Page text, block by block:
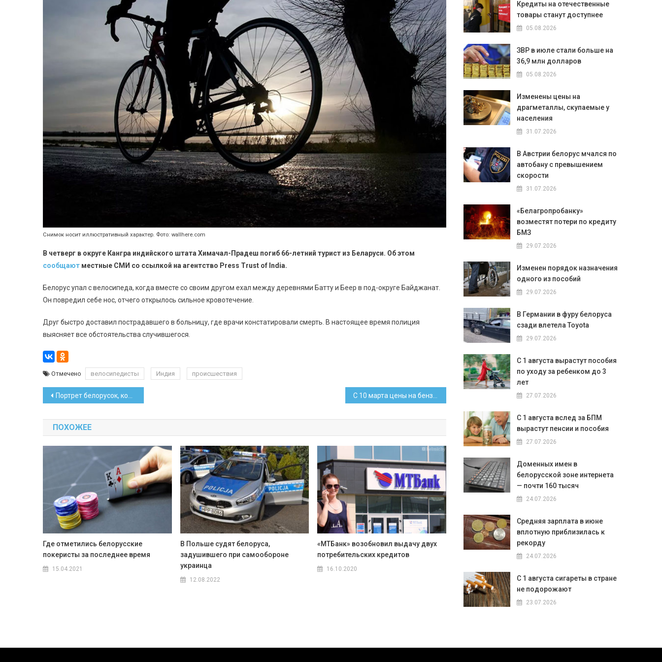
Снимок носит иллюстративный характер. Фото: wallhere.com
В четверг в округе Кангра индийского штата Химачал-Прадеш погиб 66-летний турист из Беларуси. Об этом
сообщают местные СМИ со ссылкой на агентство Press Trust of India.
Белорус упал с велосипеда, когда вместе со своим другом ехал между деревнями Батту и Беер в под-округе Байджанат.
Он повредил себе нос, отчего открылось сильное кровотечение.
Друг быстро доставил пострадавшего в больницу, где врачи констатировали смерть. В настоящее время полиция
выясняет все обстоятельства случившегося.
Отмечено велосипедисты Индия происшествия
Навигация
по
записям
Портрет белорусок, которые берут кредит: исследование банка C 10 марта цены на бензин повысились на 1 копейку
ПОХОЖЕЕ
Где отметились белорусские
покеристы за последнее время
15.04.2021
В Польше судят белоруса,
задушившего при самообороне
украинца
12.08.2022
«МТБанк» возобновил выдачу двух
потребительских кредитов
16.10.2020
Кредиты на отечественные
товары станут доступнее
05.08.2026
ЗВР в июле стали больше на
36,9 млн долларов
05.08.2026
Изменены цены на
драгметаллы, скупаемые у
населения
31.07.2026
В Австрии белорус мчался по
автобану с превышением
скорости
31.07.2026
«Белагропробанку»
возместят потери по кредиту
БМЗ
29.07.2026
Изменен порядок назначения
одного из пособий
29.07.2026
В Германии в фуру белоруса
сзади влетела Toyota
29.07.2026
С 1 августа вырастут пособия
по уходу за ребенком до 3
лет
27.07.2026
С 1 августа вслед за БПМ
вырастут пенсии и пособия
27.07.2026
Доменных имен в
белорусской зоне интернета
— почти 160 тысяч
24.07.2026
Средняя зарплата в июне
вплотную приблизилась к
рекорду
24.07.2026
С 1 августа сигареты в стране
не подорожают
23.07.2026